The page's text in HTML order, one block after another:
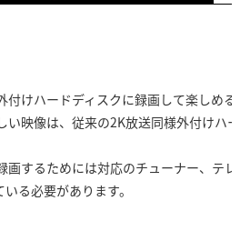
けハードディスクに録画して楽しめる
い映像は、従来の2K放送同様外付けハー
するためには対応のチューナー、テレ
る必要があります。